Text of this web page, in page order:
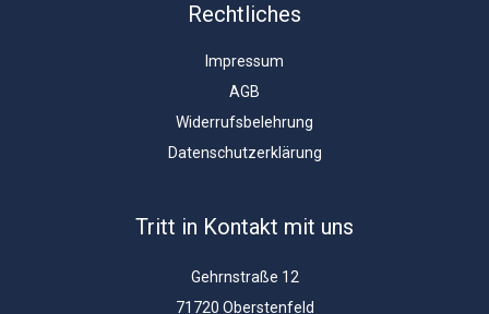
Rechtliches
Impressum
AGB
Widerrufsbelehrung
Datenschutzerklärung
Tritt in Kontakt mit uns
Gehrnstraße 12
71720 Oberstenfeld